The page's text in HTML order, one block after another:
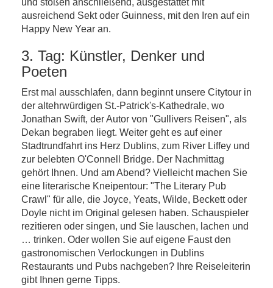
und stoßen anschließend, ausgestattet mit
ausreichend Sekt oder Guinness, mit den Iren auf ein
Happy New Year an.
3. Tag: Künstler, Denker und
Poeten
Erst mal ausschlafen, dann beginnt unsere Citytour in
der altehrwürdigen St.-Patrick's-Kathedrale, wo
Jonathan Swift, der Autor von "Gullivers Reisen", als
Dekan begraben liegt. Weiter geht es auf einer
Stadtrundfahrt ins Herz Dublins, zum River Liffey und
zur belebten O'Connell Bridge. Der Nachmittag
gehört Ihnen. Und am Abend? Vielleicht machen Sie
eine literarische Kneipentour: "The Literary Pub
Crawl" für alle, die Joyce, Yeats, Wilde, Beckett oder
Doyle nicht im Original gelesen haben. Schauspieler
rezitieren oder singen, und Sie lauschen, lachen und
… trinken. Oder wollen Sie auf eigene Faust den
gastronomischen Verlockungen in Dublins
Restaurants und Pubs nachgeben? Ihre Reiseleiterin
gibt Ihnen gerne Tipps.